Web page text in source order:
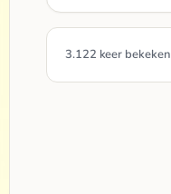
3.122 keer bekeken